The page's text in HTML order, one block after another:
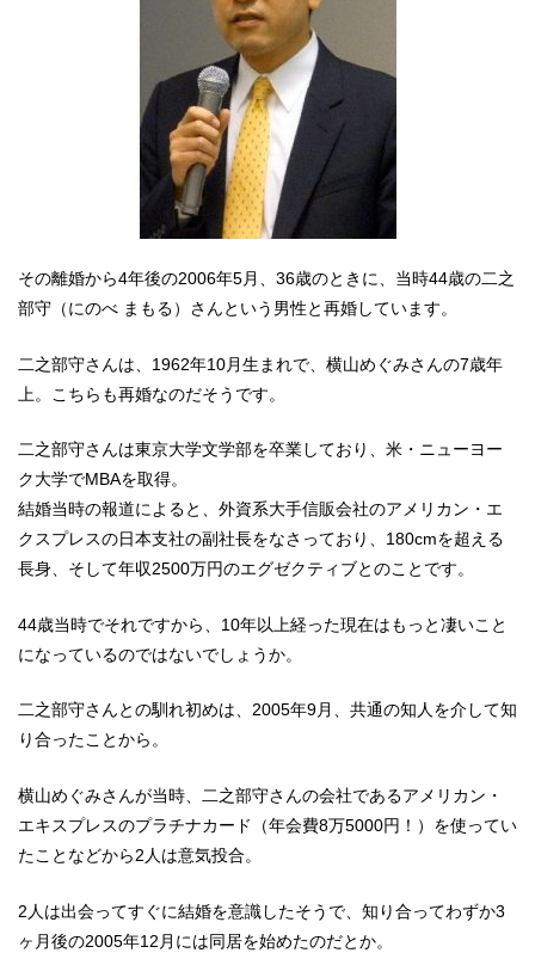
その離婚から4年後の2006年5月、36歳のときに、当時44歳の二之
部守（にのべ まもる）さんという男性と再婚しています。
二之部守さんは、1962年10月生まれで、横山めぐみさんの7歳年
上。こちらも再婚なのだそうです。
二之部守さんは東京大学文学部を卒業しており、米・ニューヨー
ク大学でMBAを取得。
結婚当時の報道によると、外資系大手信販会社のアメリカン・エ
クスプレスの日本支社の副社長をなさっており、180cmを超える
長身、そして年収2500万円のエグゼクティブとのことです。
44歳当時でそれですから、10年以上経った現在はもっと凄いこと
になっているのではないでしょうか。
二之部守さんとの馴れ初めは、2005年9月、共通の知人を介して知
り合ったことから。
横山めぐみさんが当時、二之部守さんの会社であるアメリカン・
エキスプレスのプラチナカード（年会費8万5000円！）を使ってい
たことなどから2人は意気投合。
2人は出会ってすぐに結婚を意識したそうで、知り合ってわずか3
ヶ月後の2005年12月には同居を始めたのだとか。